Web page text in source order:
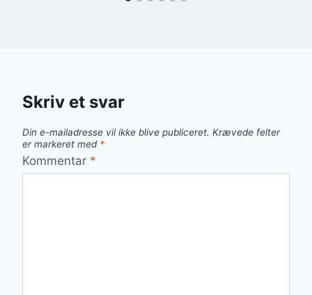
Skriv et svar
Din e-mailadresse vil ikke blive publiceret. Krævede felter
er markeret med *
Kommentar *